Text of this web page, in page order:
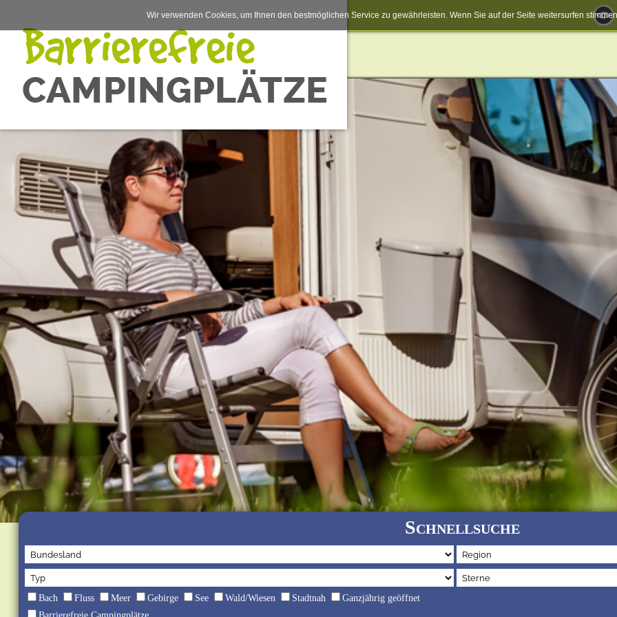
Schnellsuche
Bach Fluss Meer Gebirge See Wald/Wiesen Stadtnah
Ganzjährig geöffnet
Wir verwenden Cookies, um Ihnen den bestmöglichen Service zu gewährleisten. Wenn Sie auf der Seite weitersurfen